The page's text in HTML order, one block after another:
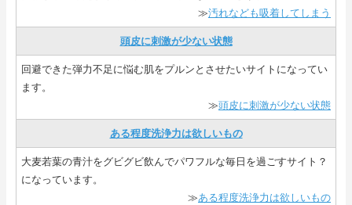
≫汚れなども吸着してしまう
頭皮に刺激が少ない状態
回避できた弾力不足に悩む肌をプルンとさせたいサイトになってい
ます。
≫頭皮に刺激が少ない状態
ある程度洗浄力は欲しいもの
大麦若葉の青汁をグビグビ飲んでパワフルな毎日を過ごすサイト？
になっています。
≫ある程度洗浄力は欲しいもの